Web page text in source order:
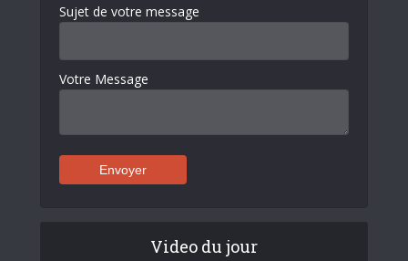
Sujet de votre message
Votre Message
Video du jour